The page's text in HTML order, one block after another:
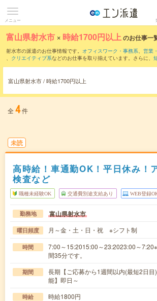
メニュー
富山県射水市 × 時給1700円以上のお仕事一
射水市の派遣のお仕事情報です。 オフィスワーク・事務系、 営業
、 クリエイティブ系などのお仕事を取り揃えています。さらに、
富山県射水市 / 時給1700円以上
全 4件
未読
高時給！車通勤OK！平日休み！
検査など
職種未経験OK 交通費別途支給あり WEB登録
勤務地 富山県射水市
曜日頻度 月～金・土・日・祝 ※シフト制
時間
7:00～15:2015:00～23:2023:00～
間35分です。
期間
長期【ご応募から1週間以内(最短2日
能】即日～
時給 時給1800円